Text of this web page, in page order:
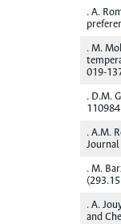
. A.
. M.
019-
. D.M.
. A.M.
. M.
. A.
and